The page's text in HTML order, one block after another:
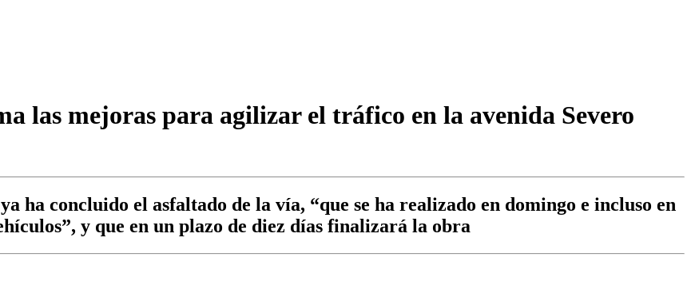
las mejoras para agilizar el tráfico en la avenida Severo
ha concluido el asfaltado de la vía, “que se ha realizado en domingo e incluso en
y que en un plazo de diez días finalizará la obra